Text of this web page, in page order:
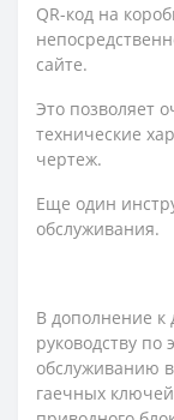
QR-код на
сайте.
Это позволяет
технические
чертеж.
Еще один
обслуживания.
В дополнение к
руководству по
обслуживанию
гаечных